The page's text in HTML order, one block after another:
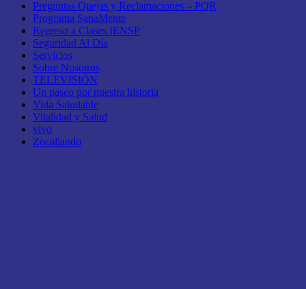
Preguntas Quejas y Reclamaciones – PQR
Programa SanaMente
Regreso a Clases IENSP
Seguridad Al Día
Servicios
Sobre Nosotros
TELEVISIÓN
Un paseo por nuestra historia
Vida Saludable
Vitalidad y Salud
vivo
Zocaliando